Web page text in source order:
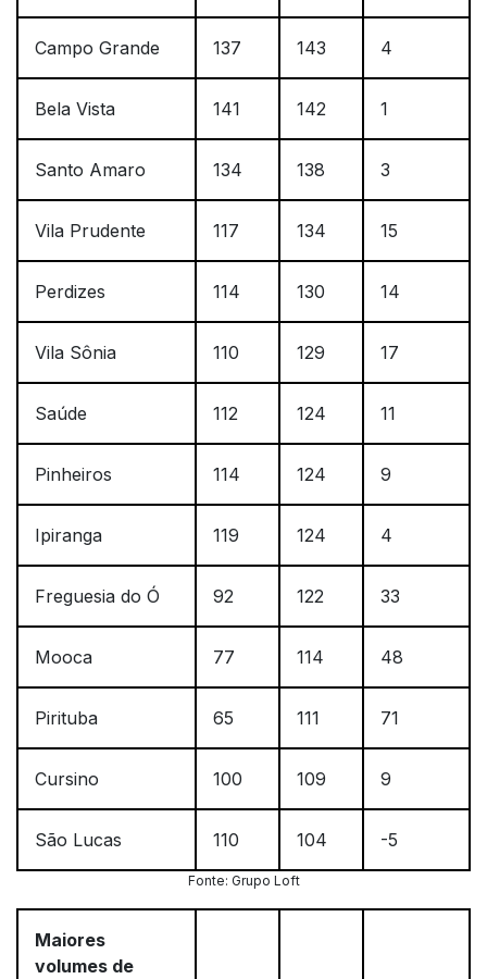
Campo Grande 137 143 4
Bela Vista 141 142 1
Santo Amaro 134 138 3
Vila Prudente 117 134 15
Perdizes 114 130 14
Vila Sônia 110 129 17
Saúde 112 124 11
Pinheiros 114 124 9
Ipiranga 119 124 4
Freguesia do Ó 92 122 33
Mooca 77 114 48
Pirituba 65 111 71
Cursino 100 109 9
São Lucas 110 104 -5
Fonte: Grupo Loft
Maiores
volumes de